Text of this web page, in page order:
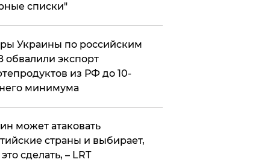
списки"
Украины по российским
обвалили экспорт
из РФ до 10-
минимума
может атаковать
страны и выбирает,
сделать, – LRT